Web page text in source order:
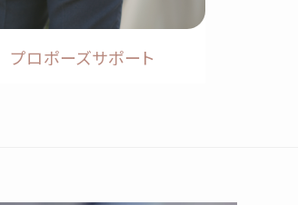
プロポーズサポート